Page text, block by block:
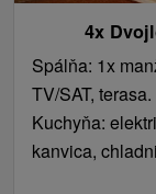
4x
Spálňa: 1x
TV/SAT, terasa.
Kuchyňa:
kanvica,